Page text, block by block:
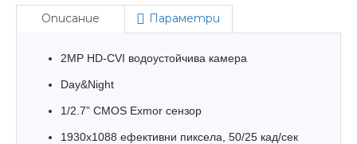
Описание Параметри
2MP HD-CVI водоустойчива камера
Day&Night
1/2.7” CMOS Exmor сензор
1930х1088 ефективни пиксела, 50/25 кад/сек